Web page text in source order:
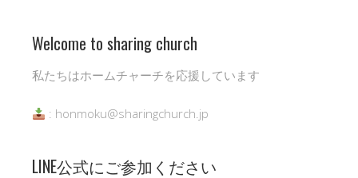
Welcome to sharing church
私たちはホームチャーチを応援しています
: honmoku@sharingchurch.jp
LINE公式にご参加ください